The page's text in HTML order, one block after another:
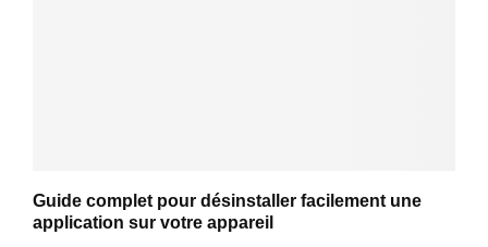
Guide complet pour désinstaller facilement une
application sur votre appareil